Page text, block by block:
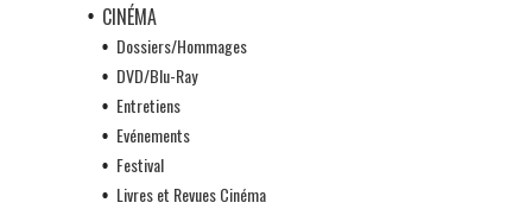
CINÉMA
Dossiers/Hommages
DVD/Blu-Ray
Entretiens
Evénements
Festival
Livres et Revues Cinéma